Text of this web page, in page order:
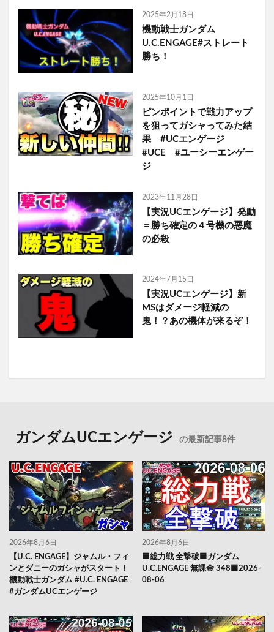
2025年2月18日
機動戦士ガンダム
U.C.ENGAGE#ストレート
勝ち！
2025年10月1日
ピンポイントで戦力アップ
を狙ってガシャってみた結
果 #UCエンゲージ
#UCE #ユーシーエンゲー
ジ
2023年11月28日
【実況UCエンゲージ】発動
＝勝ち確定の４号機の悪魔
の必殺
2024年7月15日
【実況UCエンゲージ】新
MSはダメージ軽減の
鬼！？あの機体が来るぞ！
ガンダムUCエンゲージ の最新記事8件
2026年8月6日
【U.C. ENGAGE】ジャムル・フィ
ンとダニーのガシャがスタート！
機動戦士ガンダム #U.C. ENGAGE
#ガンダムUCエンゲージ
2026年8月6日
🟦総力戦 全撃破🟦ガンダム
U.C.ENGAGE 無課金 348🟦2026-
08-06